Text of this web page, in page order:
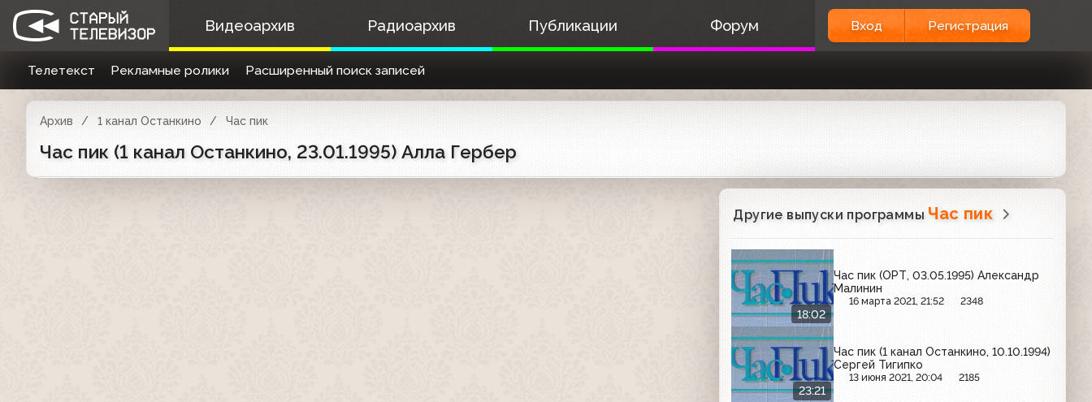
Видеоархив Радиоархив Публикации Форум Вход Регистрация
Телетекст Рекламные ролики Расширенный поиск записей
Архив 1 канал Останкино Час пик
Час пик (1 канал Останкино, 23.01.1995) Алла Гербер
Другие выпуски программы Час пик
18:02
Час пик (ОРТ, 03.05.1995) Александр
Малинин
16 марта 2021, 21:52 2348
23:21
Час пик (1 канал Останкино, 10.10.1994)
Сергей Тигипко
13 июня 2021, 20:04 2185